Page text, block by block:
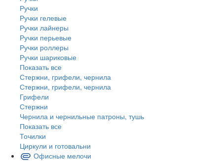
Ручки
Ручки гелевые
Ручки лайнеры
Ручки перьевые
Ручки роллеры
Ручки шариковые
Показать все
Стержни, грифели, чернила
Стержни, грифели, чернила
Грифели
Стержни
Чернила и чернильные патроны, тушь
Показать все
Точилки
Циркули и готовальни
Офисные мелочи